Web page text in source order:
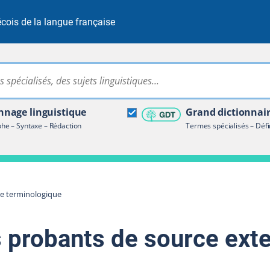
de la langue française
Rechercher dans tout le site
linguistique
– Syntaxe – Rédaction
Grand
Termes spécialisés –
terminologique
terminologique
de source